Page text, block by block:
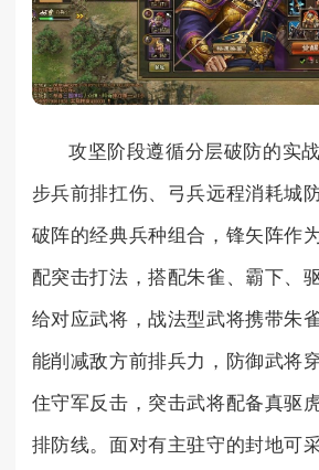
攻坚阶段遵循分层破防的实
步兵前排扛伤、弓兵远程消耗城
破阵的经典兵种组合，锋矢阵作
配突击打法，搭配朱雀、霸下、
给对应武将，战法型武将携带朱
能削减敌方前排兵力，防御武将
住守军反击，突击武将配备真驱
排防线。面对有主驻守的封地可